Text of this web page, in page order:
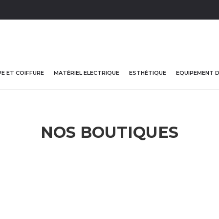
ET COIFFURE MATÉRIEL ELECTRIQUE ESTHÉTIQUE EQUIPEMENT
NOS BOUTIQUES